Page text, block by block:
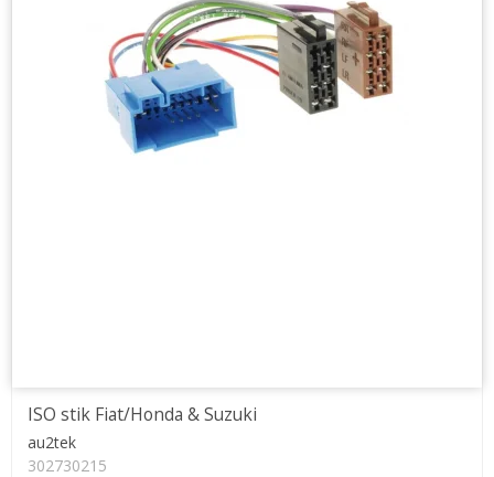
ISO stik Fiat/Honda & Suzuki
au2tek
302730215